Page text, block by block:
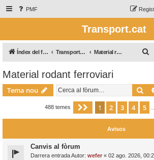
PMF
Transport.cat
Índex del fòrum Transport Ferroviari / Transporte Ferroviario Material rodant ferroviari
e
c
Material rodant ferroviari
Tema nou
488 temes Pàgina de 10
1 2 3 4 5
Avisos
Canvis al fòrum
Darrera entrada Autor: wefer « 02 ago. 2026,